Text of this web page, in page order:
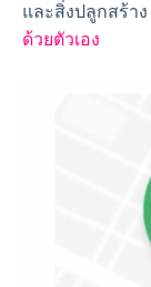
และสิ่งปลูกสร้าง
ด้วยตัวเอง